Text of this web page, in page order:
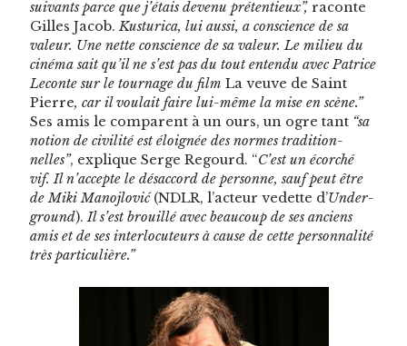
suiv­ants parce que j’étais devenu pré­ten­tieux”,racon­te
Gilles Jacob. Kus­turi­ca, lui aus­si, a con­science de sa
valeur. Une nette con­science de sa valeur. Le milieu du
ciné­ma sait qu’il ne s’est pas du tout enten­du avec Patrice
Lecon­te sur le tour­nage du filmLa veuve de Saint
Pierre, car il voulait faire lui-même la mise en scène.”
Ses amis le com­par­ent à un ours, un ogre tant “sa
notion de civil­ité est éloignée des normes tra­di­tion­
nelles”, explique Serge Regourd. “C’est un écorché
vif. Il n’accepte le désac­cord de per­son­ne, sauf peut être
de Miki Mano­jlović(NDLR, l’acteur vedette d’Under­
ground).Il s’est brouil­lé avec beau­coup de ses anciens
amis et de ses inter­locu­teurs à cause de cette per­son­nal­ité
très particulière.”